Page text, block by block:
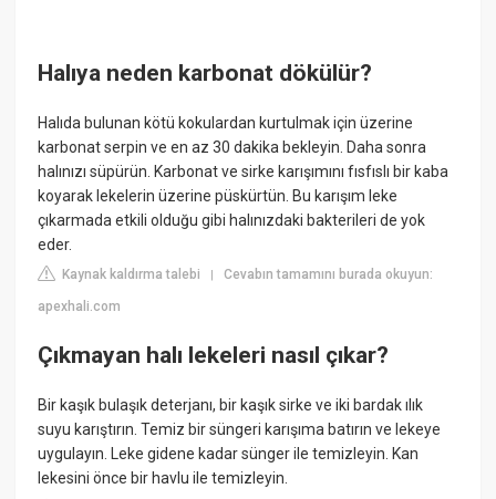
Halıya neden karbonat dökülür?
Halıda bulunan kötü kokulardan kurtulmak için üzerine
karbonat serpin ve en az 30 dakika bekleyin. Daha sonra
halınızı süpürün. Karbonat ve sirke karışımını fısfıslı bir kaba
koyarak lekelerin üzerine püskürtün. Bu karışım leke
çıkarmada etkili olduğu gibi halınızdaki bakterileri de yok
eder.
Kaynak kaldırma talebi |Cevabın tamamını burada okuyun:
apexhali.com
Çıkmayan halı lekeleri nasıl çıkar?
Bir kaşık bulaşık deterjanı, bir kaşık sirke ve iki bardak ılık
suyu karıştırın. Temiz bir süngeri karışıma batırın ve lekeye
uygulayın. Leke gidene kadar sünger ile temizleyin. Kan
lekesini önce bir havlu ile temizleyin.